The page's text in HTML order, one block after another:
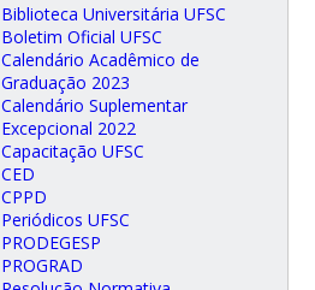
Biblioteca Universitária UFSC
Boletim Oficial UFSC
Calendário Acadêmico de
Graduação 2023
Calendário Suplementar
Excepcional 2022
Capacitação UFSC
CED
CPPD
Periódicos UFSC
PRODEGESP
PROGRAD